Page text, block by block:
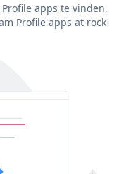
apps te vinden,
Profile apps at rock-